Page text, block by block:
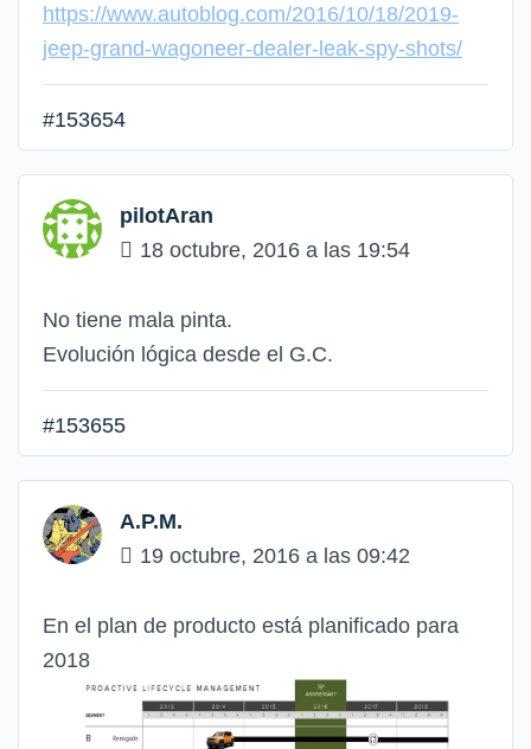
https://www.autoblog.com/2016/10/18/2019-
jeep-grand-wagoneer-dealer-leak-spy-shots/
#153654
pilotAran
18 octubre, 2016 a las 19:54
No tiene mala pinta.
Evolución lógica desde el G.C.
#153655
A.P.M.
19 octubre, 2016 a las 09:42
En el plan de producto está planificado para
2018